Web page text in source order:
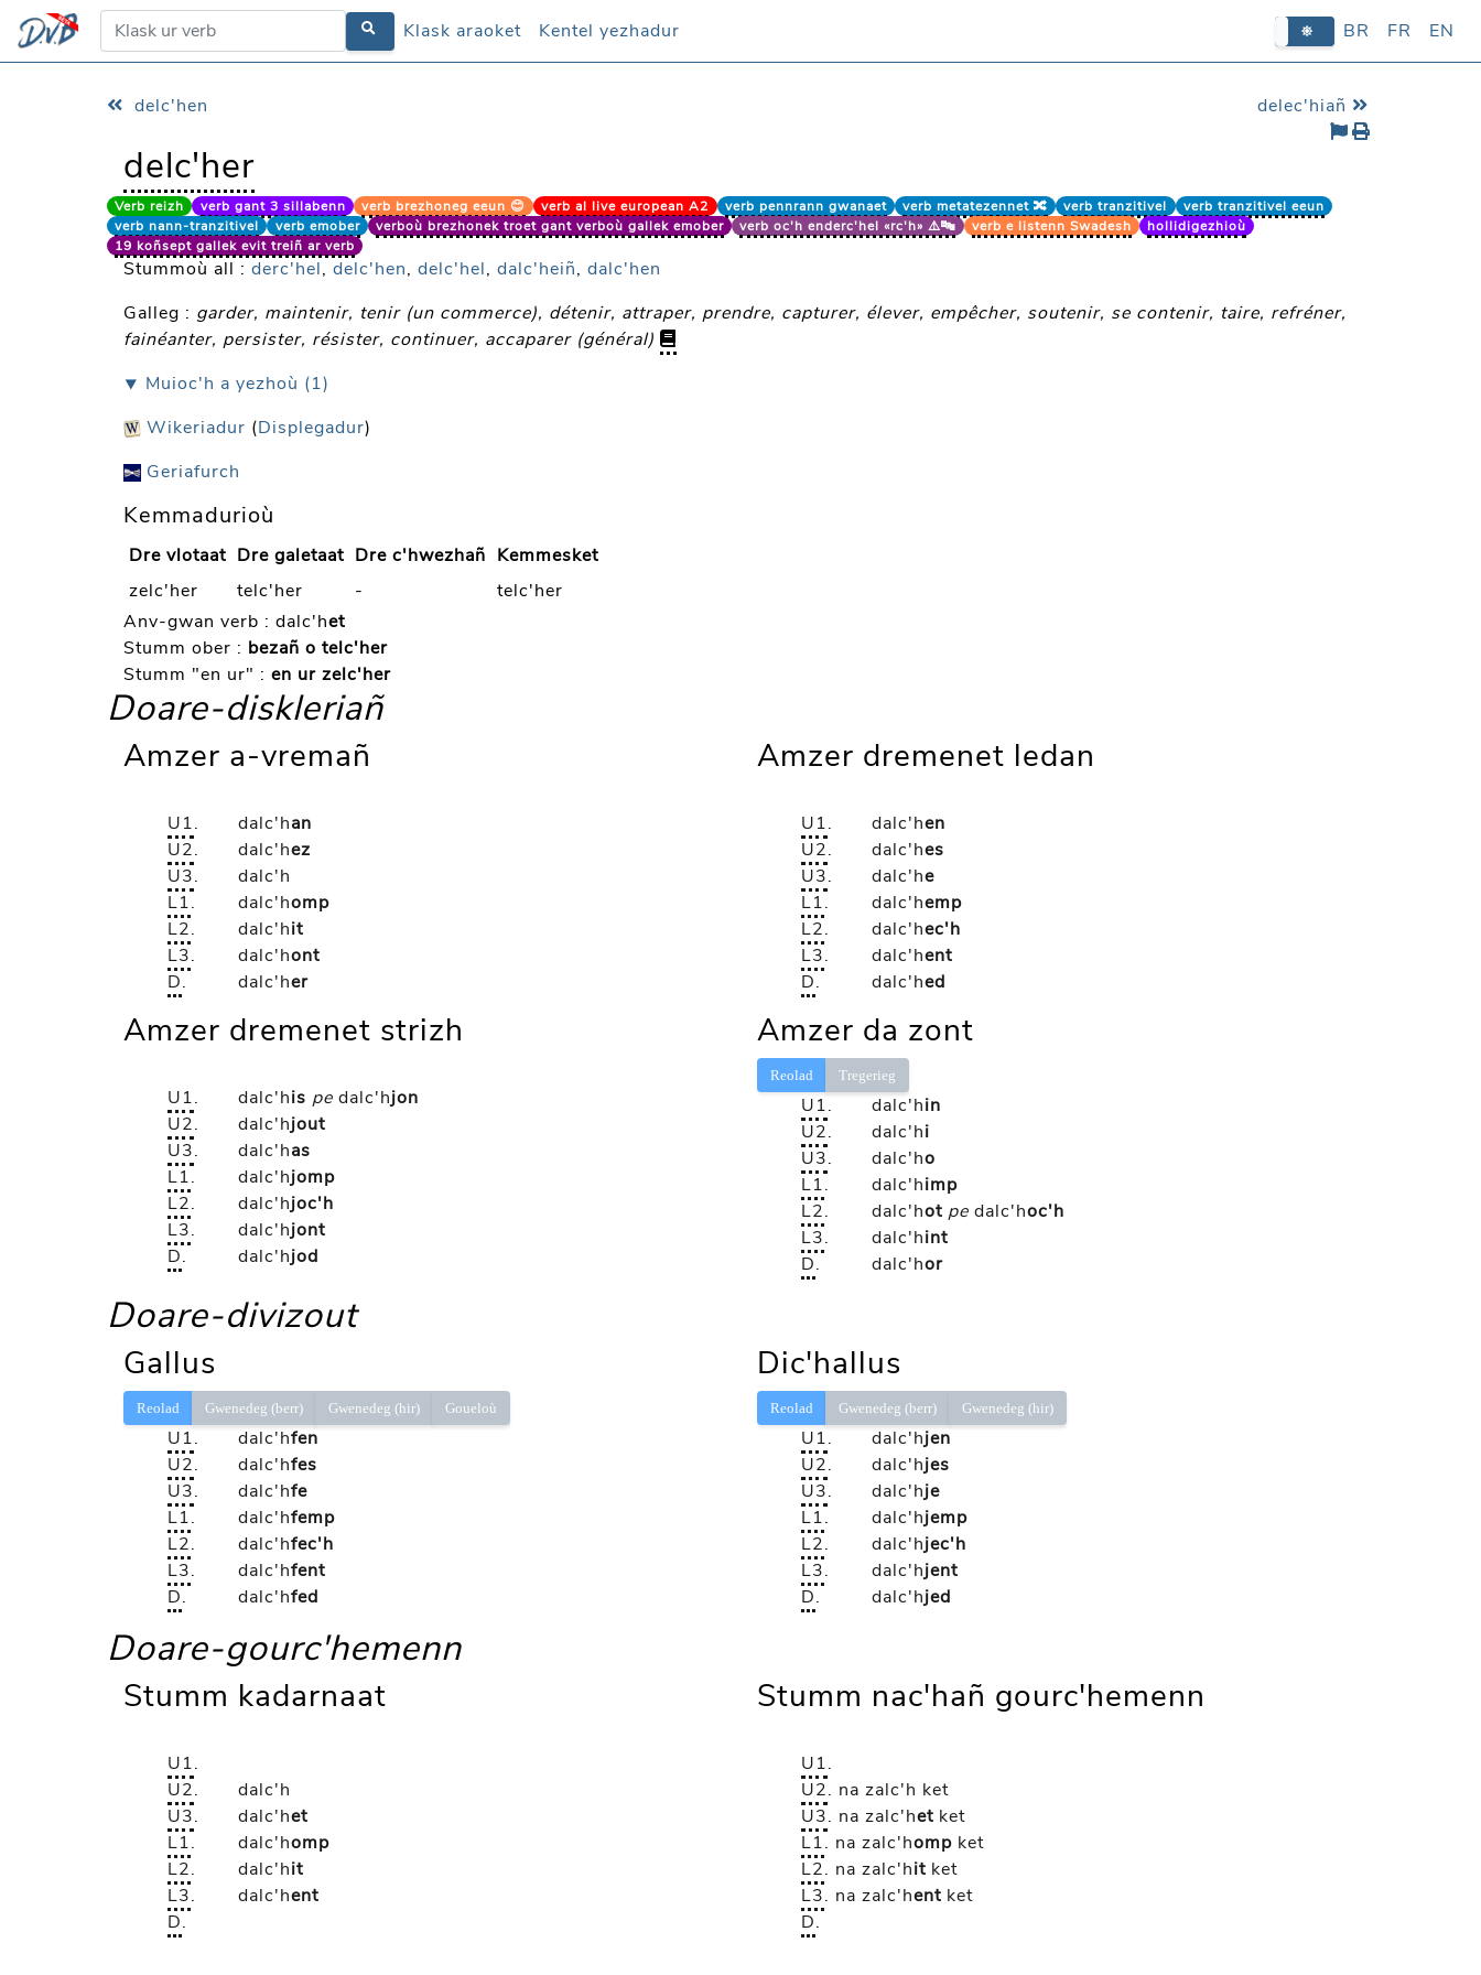
Klask araoket Kentel yezhadur BR FR EN
Klask araoket Kentel yezhadur BR FR EN
delc'hen delec'hiañ
delc'her
Verb reizh verb gant 3 sillabenn verb brezhoneg eeun 😊 verb al live european A2 verb pennrann gwanaet verb metatezennet 🔀 verb tranzitivel
verb tranzitivel eeun
verb nann-tranzitivel
verb emober verboù brezhonek troet gant verboù gallek emober verb oc'h enderc'hel «rc'h» ⚠️🔤 verb e listenn Swadesh
hollidigezhioù
19 koñsept gallek evit treiñ ar verb
Stummoù all : derc'hel, delc'hen, delc'hel, dalc'heiñ, dalc'hen
Galleg : garder, maintenir, tenir (un commerce), détenir, attraper, prendre, capturer, élever, empêcher, soutenir, se contenir, taire, refréner,
fainéanter, persister, résister, continuer, accaparer (général)
⯆ Muioc'h a yezhoù (1)
Wikeriadur (Displegadur)
Geriafurch
Kemmadurioù
Dre vlotaat Dre galetaat Dre c'hwezhañ Kemmesket
zelc'her
telc'her -
telc'her
Anv-gwan verb : dalc'het
Stumm ober : bezañ o telc'her
Stumm "en ur" : en ur zelc'her
Doare-diskleriañ
Amzer a-vremañ
U1. dalc'han
U2. dalc'hez
U3.
dalc'h
L1. dalc'homp
L2. dalc'hit
L3. dalc'hont
D. dalc'her
Amzer dremenet ledan
U1. dalc'hen
U2. dalc'hes
U3. dalc'he
L1. dalc'hemp
L2. dalc'hec'h
L3. dalc'hent
D. dalc'hed
Amzer dremenet strizh
U1. dalc'his pe dalc'hjon
U2. dalc'hjout
U3. dalc'has
L1. dalc'hjomp
L2. dalc'hjoc'h
L3. dalc'hjont
D. dalc'hjod
Amzer da zont
Reolad Tregerieg
U1. dalc'hin
U2. dalc'hi
U3. dalc'ho
L1. dalc'himp
L2. dalc'hot pe dalc'hoc'h
L3. dalc'hint
D. dalc'hor
Doare-divizout
Gallus
Reolad Gwenedeg (berr) Gwenedeg (hir) Goueloù
U1. dalc'hfen
U2. dalc'hfes
U3. dalc'hfe
L1. dalc'hfemp
L2. dalc'hfec'h
L3. dalc'hfent
D. dalc'hfed
Dic'hallus
Reolad Gwenedeg (berr) Gwenedeg (hir)
U1. dalc'hjen
U2. dalc'hjes
U3. dalc'hje
L1. dalc'hjemp
L2. dalc'hjec'h
L3. dalc'hjent
D. dalc'hjed
Doare-gourc'hemenn
Stumm kadarnaat
U1.
U2.
dalc'h
U3. dalc'het
L1. dalc'homp
L2. dalc'hit
L3. dalc'hent
D.
Stumm nac'hañ gourc'hemenn
U1.
U2. na zalc'h ket
U3. na zalc'het ket
L1. na zalc'homp ket
L2. na zalc'hit ket
L3. na zalc'hent ket
D.